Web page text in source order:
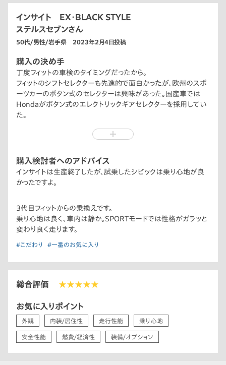
インサイト EX・BLACK STYLE
ステルスセブンさん
50代/男性/岩手県 2023年2月4日投稿
購入の決め手
丁度フィットの車検のタイミングだったから。
フィットのシフトセレクターも先進的で面白かったが、欧州のスポ
ーツカーのボタン式のセレクターは興味があった。国産車では
Hondaがボタン式のエレクトリックギアセレクターを採用してい
た。
を採用している事を知り、購入を決めました。
購入検討者へのアドバイス
インサイトは生産終了したが、試乗したシビックは乗り心地が良
かったですよ。
3代目フィットからの乗換えです。
乗り心地は良く、車内は静か。SPORTモードでは性格がガラッと
変わり良く走ります。
#こだわり #一番のお気に入り
総合評価 ★★★★★
お気に入りポイント
外観 内装/居住性 走行性能 乗り心地
安全性能 燃費/経済性 装備/オプション